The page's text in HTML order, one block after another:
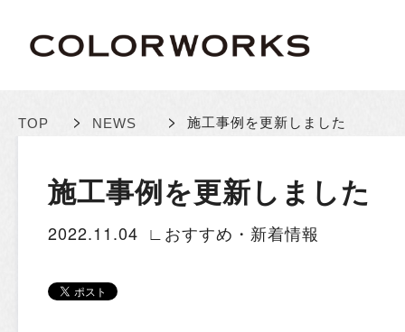
TOP > NEWS > 施工事例を更新しました
施工事例を更新しました
2022.11.04 ∟おすすめ・新着情報